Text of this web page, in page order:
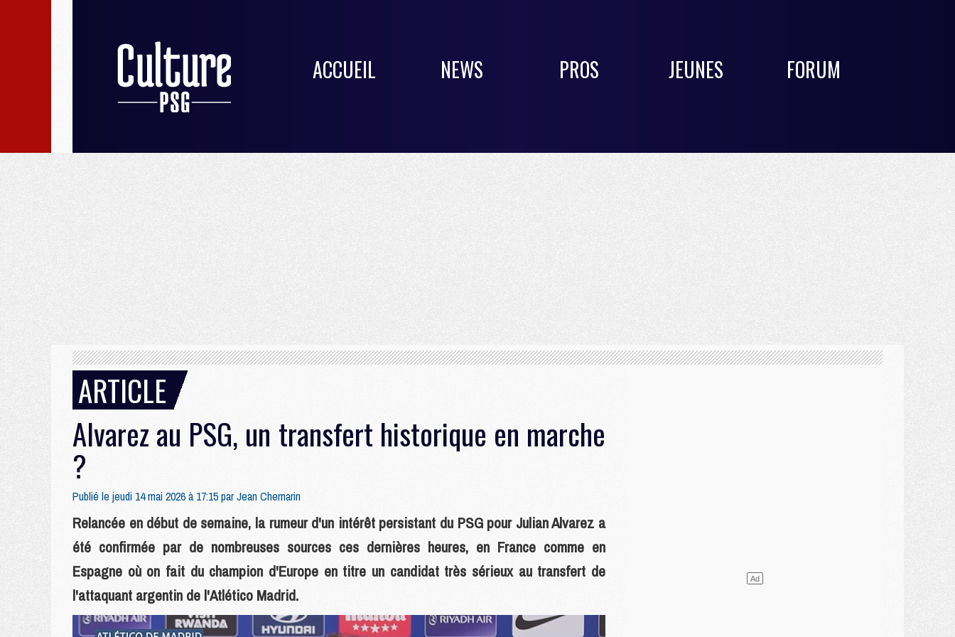
ACCUEIL NEWS PROS JEUNES FORUM
ARTICLE
Alvarez au PSG, un transfert historique en marche
?
Publié le jeudi 14 mai 2026 à 17:15 parJean Chemarin
Relancée en début de semaine, la rumeur d'un intérêt persistant du PSG pour Julian Alvarez a
été confirmée par de nombreuses sources ces dernières heures, en France comme en
Espagne où on fait du champion d'Europe en titre un candidat très sérieux au transfert de
l'attaquant argentin de l'Atlético Madrid.